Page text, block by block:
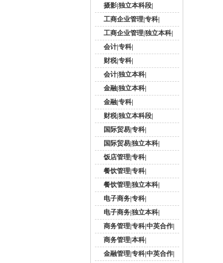
摄影|独立本科段|
工商企业管理|专科|
工商企业管理|独立本科|
会计|专科|
财税|专科|
会计|独立本科|
金融|独立本科|
金融|专科|
财税|独立本科段|
国际贸易|专科|
国际贸易|独立本科|
饭店管理|专科|
餐饮管理|专科|
餐饮管理|独立本科|
电子商务|专科|
电子商务|独立本科|
商务管理|专科|中英合作|
商务管理|本科|
金融管理|专科|中英合作|